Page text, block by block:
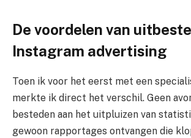
De voordelen van
Instagram advertising
Toen ik voor het eerst met een
merkte ik direct het verschil. Geen
besteden aan het uitpluizen van
gewoon rapportages ontvangen die